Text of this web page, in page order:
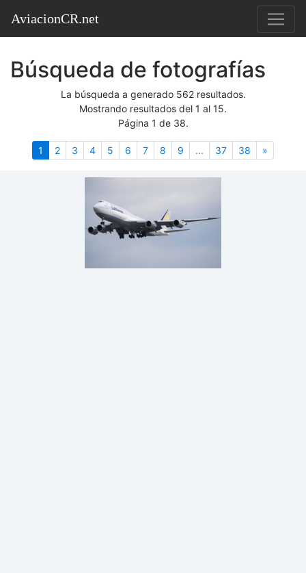
AviacionCR.net
Búsqueda de fotografías
La búsqueda a generado 562 resultados.
Mostrando resultados del 1 al 15.
Página 1 de 38.
1 (actual)
2 3 4 5 6 7 8 9 ... 37 38 »